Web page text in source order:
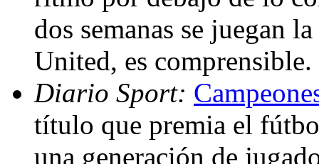
dos semanas se juegan
United, es
Diario Sport:
título que premia el
una generación de